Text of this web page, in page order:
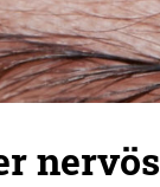
nervös